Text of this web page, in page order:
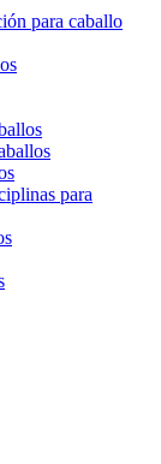
para caballo
para